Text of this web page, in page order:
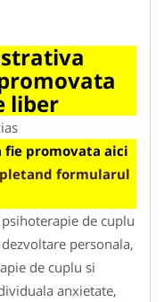
liber
fie promovata aici
formularul
de cuplu
personala,
de cuplu si
anxietate,